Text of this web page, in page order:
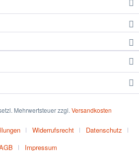
Mehrwertsteuer zzgl. Versandkosten
Widerrufsrecht
Datenschutz
Impressum